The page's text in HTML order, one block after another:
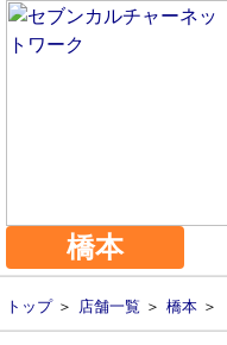
橋本
トップ＞ 店舗一覧 ＞ 橋本 ＞